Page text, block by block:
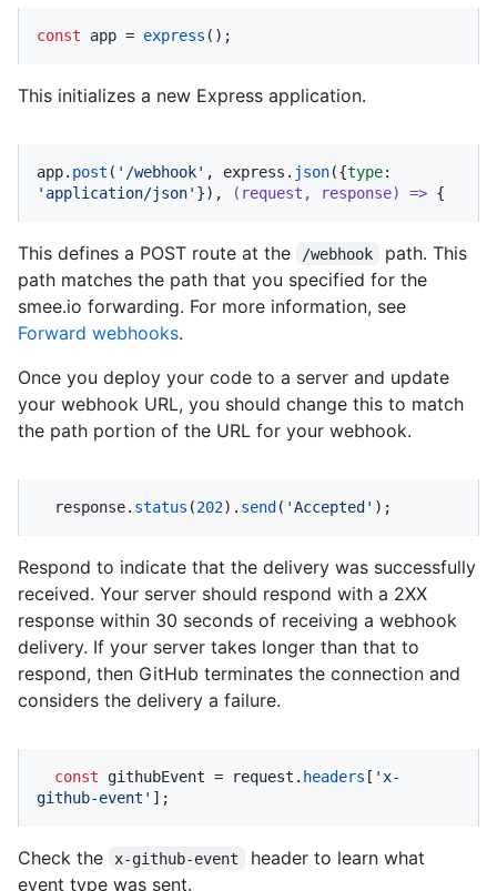
const app = express ();
This initializes a new Express application.
app. post ( '/webhook' , express. json({type
'application/json' }), ( request, response) => {
This defines a POST route at the /webhook
path. This
path matches the path that you specified for the
smee.io forwarding. For more information, see
Forward webhooks.
Once you deploy your code to a server and update
your webhook URL, you should change this to match
the path portion of the URL for your webhook.
  response.
status (202). send( 'Accepted' );
Respond to indicate that the delivery was successfully
received. Your server should respond with a 2XX
response within 30 seconds of receiving a webhook
delivery. If your server takes longer than that to
respond, then GitHub terminates the connection and
considers the delivery a failure.
const githubEvent = request. headers [ 'x-
github-event' ];
Check the x-github-event
header to learn what
event type was sent.